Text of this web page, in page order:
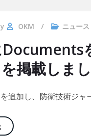
OKM ニュース
掲載しま
追加し、防衛技術ジャ
メニューにDocumentsを追